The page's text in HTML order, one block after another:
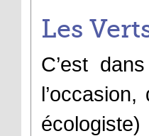
Les
C’est